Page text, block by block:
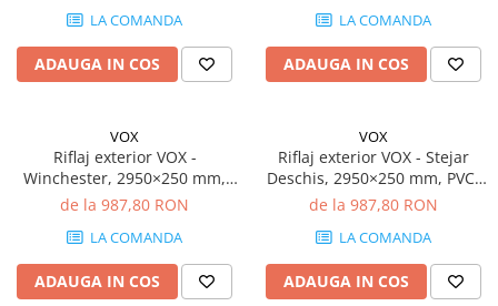
LA COMANDA
ADAUGA IN COS
LA COMANDA
ADAUGA IN COS
VOX
Riflaj exterior VOX -
Winchester, 2950×250 mm,
PVC-U, 7.74 mp/cutie (10
de la 987,80 RON
LA COMANDA
ADAUGA IN COS
VOX
Riflaj exterior VOX - Stejar
Deschis, 2950×250 mm, PVC-
U, 7.74 mp/cutie (10 bucăți)
de la 987,80 RON
LA COMANDA
ADAUGA IN COS